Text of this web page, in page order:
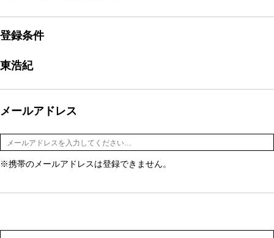
登録条件
東浩紀
メールアドレス
※携帯のメールアドレスは登録できません。